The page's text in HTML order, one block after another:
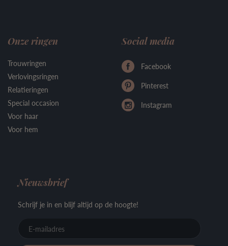
Onze ringen
Trouwringen
Verlovingsringen
Relatieringen
Special occasion
Voor haar
Voor hem
Social media
Facebook
Pinterest
Instagram
Nieuwsbrief
Schrijf je in en blijf altijd op de hoogte!